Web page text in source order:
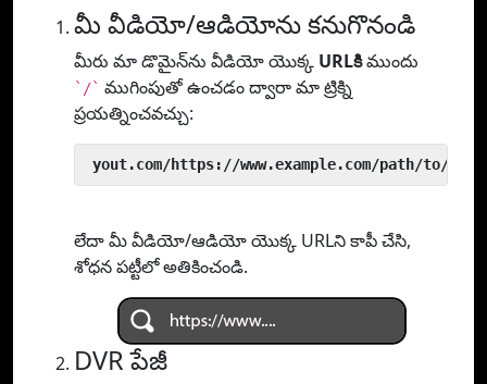
మీ వీడియో/ఆడియోను కనుగొనండి
మీరు మా డొమైన్‌ను వీడియో యొక్క URLకిముందు
`/` ముగింపుతో ఉంచడం ద్వారా మా ట్రిక్ని
ప్రయత్నించవచ్చు:
yout.com/https://www.example.com/path/to/
లేదా మీ వీడియో/ఆడియో యొక్క URLని కాపీ చేసి,
శోధన పట్టీలో అతికించండి.
DVR పేజీ